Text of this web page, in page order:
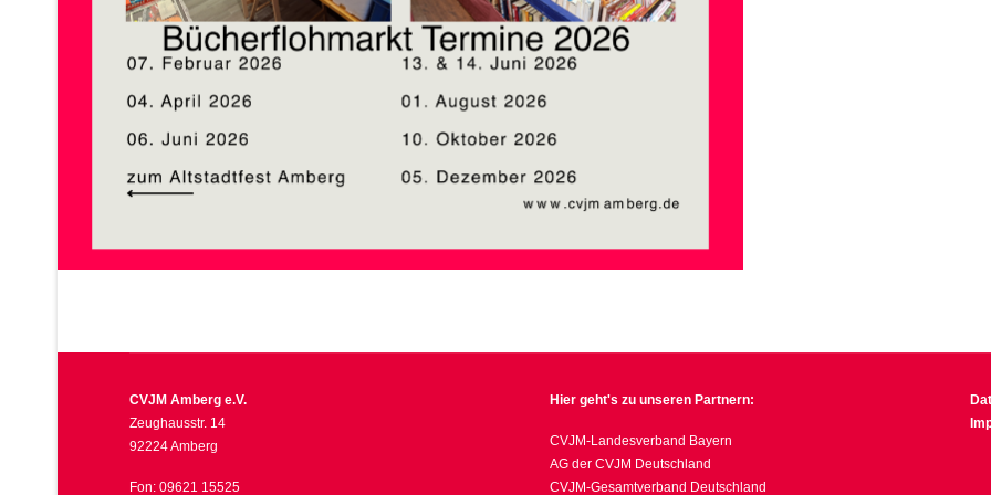
CVJM Amberg e.V.
Zeughausstr. 14
92224 Amberg
Fon: 09621 15525
Hier geht's zu unseren Partnern:
CVJM-Landesverband Bayern
AG der CVJM Deutschland
CVJM-Gesamtverband Deutschland